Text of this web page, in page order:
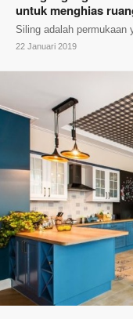
untuk menghias
Siling adalah permukaan
22 Januari 2019